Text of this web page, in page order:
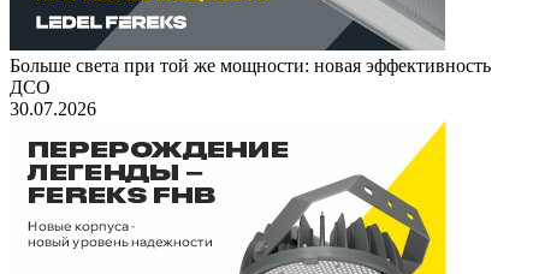
Больше света при той же мощности: новая эффективность
ДСО
30.07.2026